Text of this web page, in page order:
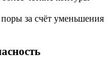
за счёт уменьшения